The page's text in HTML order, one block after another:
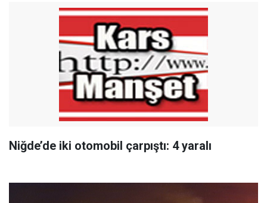
Niğde’de iki otomobil çarpıştı: 4 yaralı